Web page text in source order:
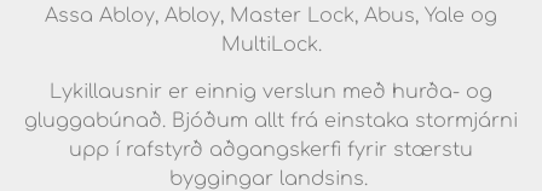
Assa Abloy, Abloy, Master Lock, Abus, Yale og
MultiLock.
Lykillausnir er einnig verslun með hurða- og
gluggabúnað. Bjóðum allt frá einstaka stormjárni
upp í rafstyrð aðgangskerfi fyrir stærstu
byggingar landsins.